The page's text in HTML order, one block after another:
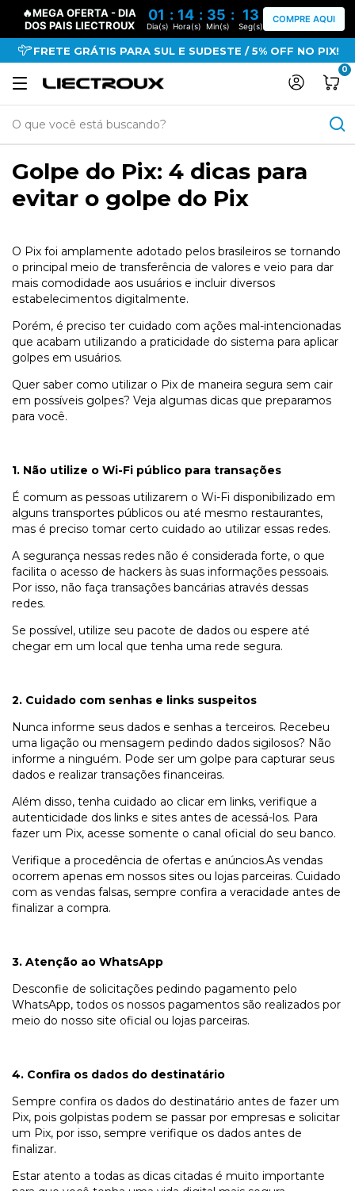
🔥MEGA OFERTA - DIA
DOS PAIS LIECTROUX
01 : 14 : 35 : 13
Dia(s) Hora(s) Min(s) Seg(s)
COMPRE AQUI
FRETE GRÁTIS PARA SUL E SUDESTE / 5% OFF NO PIX!
0
Golpe do Pix: 4 dicas para
evitar o golpe do Pix
O Pix foi amplamente adotado pelos brasileiros se tornando
o principal meio de transferência de valores e veio para dar
mais comodidade aos usuários e incluir diversos
estabelecimentos digitalmente.
Porém, é preciso ter cuidado com ações mal-intencionadas
que acabam utilizando a praticidade do sistema para aplicar
golpes em usuários.
Quer saber como utilizar o Pix de maneira segura sem cair
em possíveis golpes? Veja algumas dicas que preparamos
para você.
1. Não utilize o Wi-Fi público para transações
É comum as pessoas utilizarem o Wi-Fi disponibilizado em
alguns transportes públicos ou até mesmo restaurantes,
mas é preciso tomar certo cuidado ao utilizar essas redes.
A segurança nessas redes não é considerada forte, o que
facilita o acesso de hackers às suas informações pessoais.
Por isso, não faça transações bancárias através dessas
redes.
Se possível, utilize seu pacote de dados ou espere até
chegar em um local que tenha uma rede segura.
2. Cuidado com senhas e links suspeitos
Nunca informe seus dados e senhas a terceiros. Recebeu
uma ligação ou mensagem pedindo dados sigilosos? Não
informe a ninguém. Pode ser um golpe para capturar seus
dados e realizar transações financeiras.
Além disso, tenha cuidado ao clicar em links, verifique a
autenticidade dos links e sites antes de acessá-los. Para
fazer um Pix, acesse somente o canal oficial do seu banco.
Verifique a procedência de ofertas e anúncios.As vendas
ocorrem apenas em nossos sites ou lojas parceiras. Cuidado
com as vendas falsas, sempre confira a veracidade antes de
finalizar a compra.
3. Atenção ao WhatsApp
Desconfie de solicitações pedindo pagamento pelo
WhatsApp, todos os nossos pagamentos são realizados por
meio do nosso site oficial ou lojas parceiras.
4. Confira os dados do destinatário
Sempre confira os dados do destinatário antes de fazer um
Pix, pois golpistas podem se passar por empresas e solicitar
um Pix, por isso, sempre verifique os dados antes de
finalizar.
Estar atento a todas as dicas citadas é muito importante